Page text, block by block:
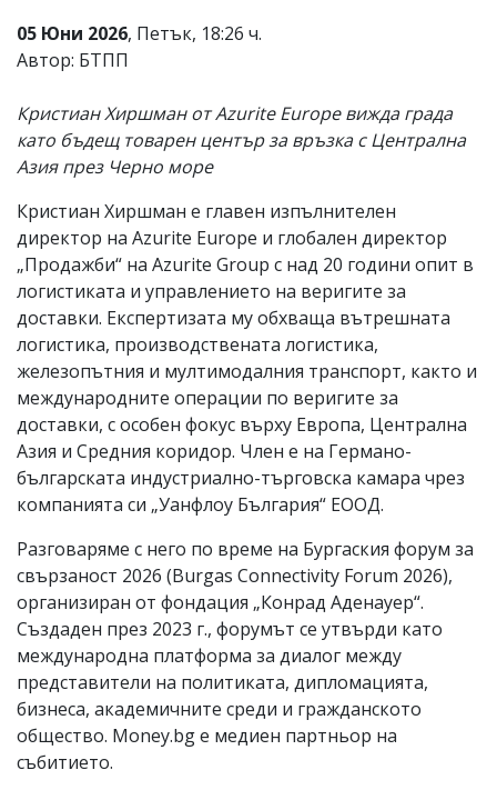
и
редакцията
отговорност
за
тях!
Ако
обиден
за
вас
коментар,
моля
сигнализирайте
ни!
05 Юни 2026, Петък, 18:26 ч.
Автор: БТПП
Кристиан Хиршман от Azurite Europe вижда града
като бъдещ товарен център за връзка с Централна
Азия през Черно море
Кристиан Хиршман е главен изпълнителен
директор на Azurite Europe и глобален директор
„Продажби“ на Azurite Group с над 20 години опит в
логистиката и управлението на веригите за
доставки. Експертизата му обхваща вътрешната
логистика, производствената логистика,
железопътния и мултимодалния транспорт, както и
международните операции по веригите за
доставки, с особен фокус върху Европа, Централна
Азия и Средния коридор. Член е на Германо-
българската индустриално-търговска камара чрез
компанията си „Уанфлоу България“ ЕООД.
Разговаряме с него по време на Бургаския форум за
свързаност 2026 (Burgas Connectivity Forum 2026),
организиран от фондация „Конрад Аденауер“.
Създаден през 2023 г., форумът се утвърди като
международна платформа за диалог между
представители на политиката, дипломацията,
бизнеса, академичните среди и гражданското
общество. Money.bg е медиен партньор на
събитието.